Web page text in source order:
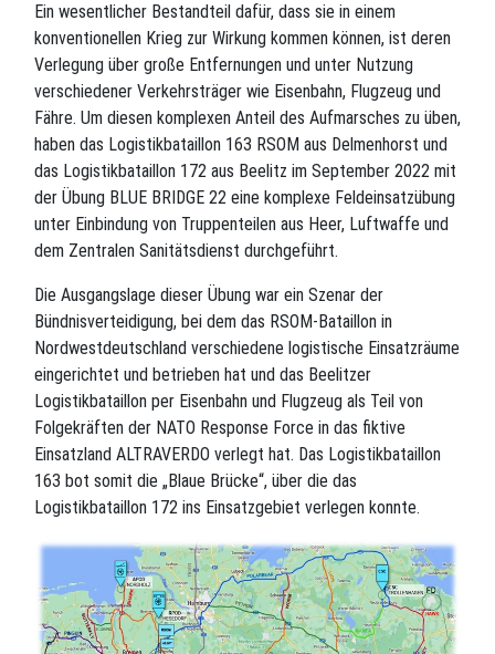
Ein wesentlicher Bestandteil dafür, dass sie in einem
konventionellen Krieg zur Wirkung kommen können, ist deren
Verlegung über große Entfernungen und unter Nutzung
verschiedener Verkehrsträger wie Eisenbahn, Flugzeug und
Fähre. Um diesen komplexen Anteil des Aufmarsches zu üben,
haben das Logistikbataillon 163 RSOM aus Delmenhorst und
das Logistikbataillon 172 aus Beelitz im September 2022 mit
der Übung BLUE BRIDGE 22 eine komplexe Feldeinsatzübung
unter Einbindung von Truppenteilen aus Heer, Luftwaffe und
dem Zentralen Sanitätsdienst durchgeführt.
Die Ausgangslage dieser Übung war ein Szenar der
Bündnisverteidigung, bei dem das RSOM-Bataillon in
Nordwestdeutschland verschiedene logistische Einsatzräume
eingerichtet und betrieben hat und das Beelitzer
Logistikbataillon per Eisenbahn und Flugzeug als Teil von
Folgekräften der NATO Response Force in das fiktive
Einsatzland ALTRAVERDO verlegt hat. Das Logistikbataillon
163 bot somit die „Blaue Brücke“, über die das
Logistikbataillon 172 ins Einsatzgebiet verlegen konnte.